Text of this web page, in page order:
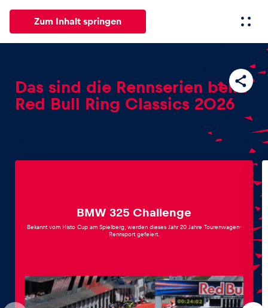
Zum Inhalt springen
Alle anzeigen
Das sind die Rennserien beim
Red Bull Ring Classics 2026
BMW 325 Challenge
Bekannt vom Histo Cup am Spielberg, werden dieses Jahr 20 Jahre Tourenwagen-
Rennsport gefeiert.